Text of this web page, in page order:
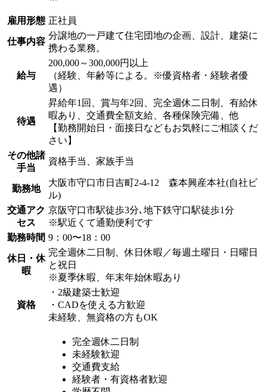
雇用形態 正社員
仕事内容
分譲地の一戸建て住宅団地の企画、設計、建築に
携わる業務。
給与
200,000～300,000円以上
（経験、年齢等による。※優資格者・経験者優
遇）
待遇
昇給年1回、賞与年2回、完全週休二日制、有給休
暇あり、交通費全額支給、各種保険完備、他
【勤務開始日・面接日などもお気軽にご相談くだ
さい】
その他諸
手当
資格手当、家族手当
勤務地
大阪市守口市日吉町2-4-12 森本興産本社(自社ビ
ル)
交通アク
セス
京阪守口市駅徒歩3分､地下鉄守口駅徒歩1分
※駅近くて通勤便利です
勤務時間 9：00〜18：00
休日・休
暇
完全週休二日制、休日休暇／毎週土曜日・日曜日
と祝日
※夏季休暇、年末年始休暇あり
資格
・2級建築士歓迎
・CADを使える方歓迎
未経験、無資格の方もOK
完全週休二日制
未経験歓迎
交通費支給
経験者・有資格者歓迎